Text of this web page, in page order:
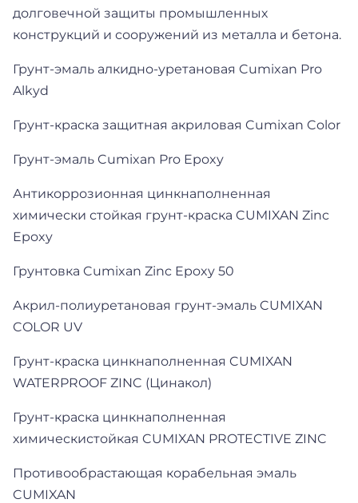
долговечной защиты промышленных
конструкций и сооружений из металла и бетона.
Грунт-эмаль алкидно-уретановая Cumixan Pro
Alkyd
Грунт-краска защитная акриловая Cumixan Color
Грунт-эмаль Cumixan Pro Epoxy
Антикоррозионная цинкнаполненная
химически стойкая грунт-краска CUMIXAN Zinc
Epoxy
Грунтовка Cumixan Zinc Epoxy 50
Акрил-полиуретановая грунт-эмаль CUMIXAN
COLOR UV
Грунт-краска цинкнаполненная CUMIXAN
WATERPROOF ZINC (Цинакол)
Грунт-краска цинкнаполненная
химическистойкая CUMIXAN PROTECTIVE ZINC
Противообрастающая корабельная эмаль
CUMIXAN